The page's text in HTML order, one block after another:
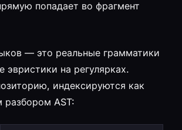
попадает во фрагмент
— это реальные грамматики
эвристики на регулярках.
индексируются как
разбором AST: